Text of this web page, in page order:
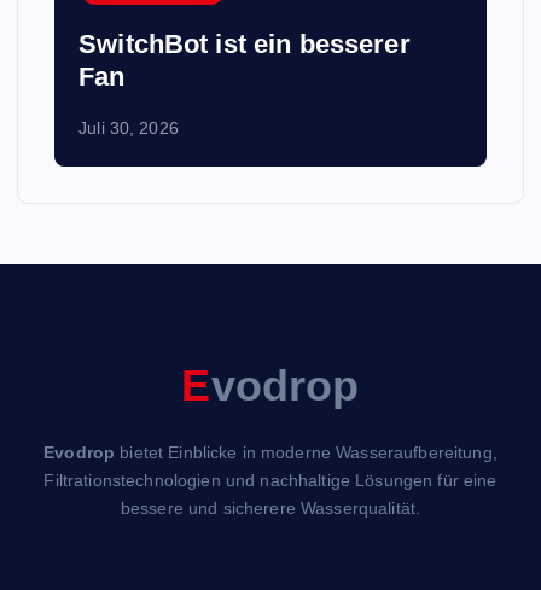
SwitchBot ist ein besserer
Fan
Juli 30, 2026
Evodrop
Evodrop bietet Einblicke in moderne Wasseraufbereitung,
Filtrationstechnologien und nachhaltige Lösungen für eine
bessere und sicherere Wasserqualität.